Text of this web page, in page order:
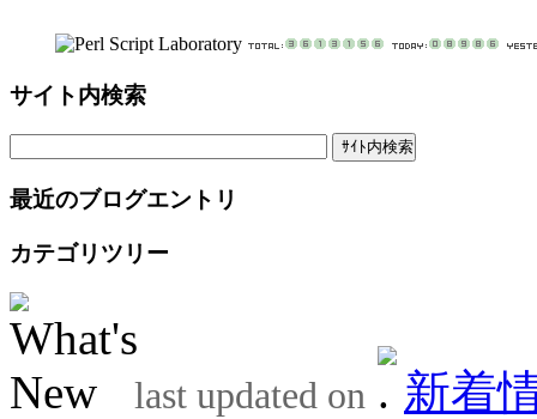
サイト内検索
最近のブログエントリ
カテゴリツリー
last updated on
新着